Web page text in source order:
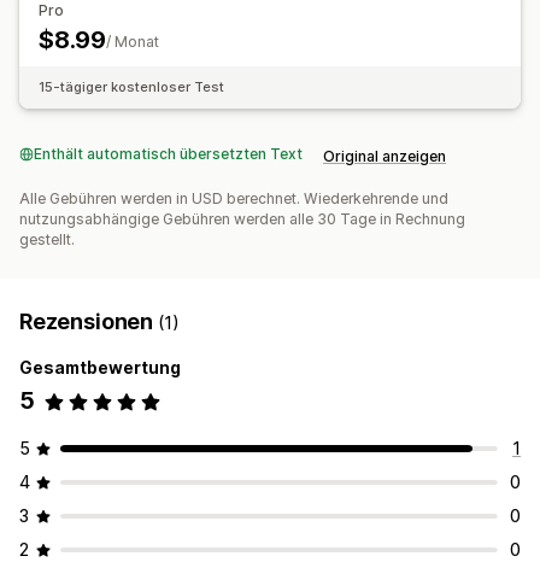
Mehrere Währungen
Massendownload E-Mail-Automatisierung
Fortlaufende Nummerierung
Pro
$8.99/ Monat
15-tägiger kostenloser Test
Enthält automatisch übersetzten Text Original anzeigen
Alle Gebühren werden in USD berechnet. Wiederkehrende und
nutzungsabhängige Gebühren werden alle 30 Tage in Rechnung
gestellt.
Rezensionen (1)
Gesamtbewertung
5
5
1
4
0
3
0
2
0